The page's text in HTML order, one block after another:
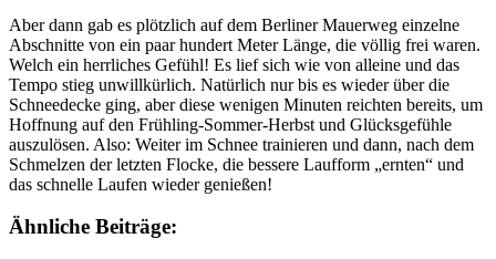
Aber dann gab es plötzlich auf dem Berliner Mauerweg einzelne
Abschnitte von ein paar hundert Meter Länge, die völlig frei waren.
Welch ein herrliches Gefühl! Es lief sich wie von alleine und das
Tempo stieg unwillkürlich. Natürlich nur bis es wieder über die
Schneedecke ging, aber diese wenigen Minuten reichten bereits, um
Hoffnung auf den Frühling-Sommer-Herbst und Glücksgefühle
auszulösen. Also: Weiter im Schnee trainieren und dann, nach dem
Schmelzen der letzten Flocke, die bessere Laufform „ernten“ und
das schnelle Laufen wieder genießen!
Ähnliche Beiträge: